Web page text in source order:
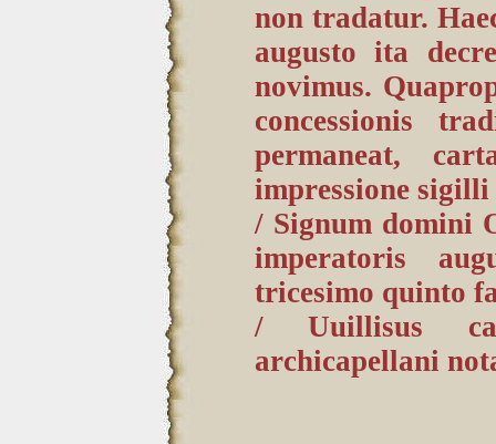
non tradatur.
augusto ita
novimus.
concessionis
permaneat,
impressione
/ Signum domini
imperatoris
tricesimo quinto
/ Uuillisus
archicapellani